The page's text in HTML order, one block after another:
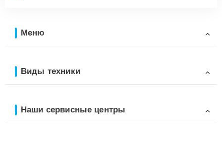
Меню
Виды техники
Наши сервисные центры